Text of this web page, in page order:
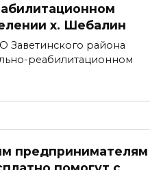
х. Шебалин
Заветинского района
реабилитационном
предпринимателям